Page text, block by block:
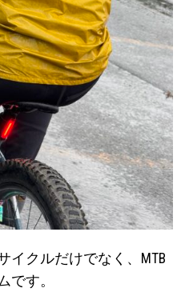
イクルだけでなく、MTB
です。